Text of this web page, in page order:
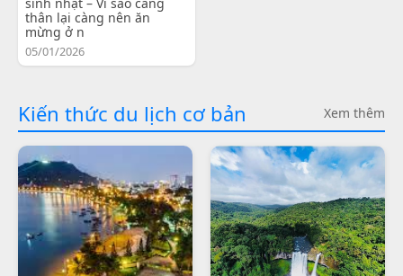
thân lại càng nên ăn
mừng ở n
05/01/2026
Kiến thức du lịch cơ bản Xem thêm